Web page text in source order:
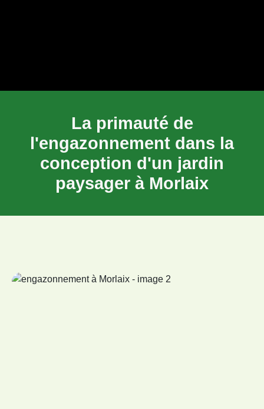
La primauté de
l'engazonnement dans la
conception d'un jardin
paysager à Morlaix